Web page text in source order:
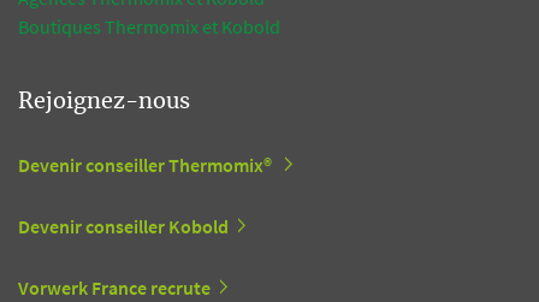
Boutiques Thermomix et Kobold
Rejoignez-nous
Devenir conseiller Thermomix®
Devenir conseiller Kobold
Vorwerk France recrute